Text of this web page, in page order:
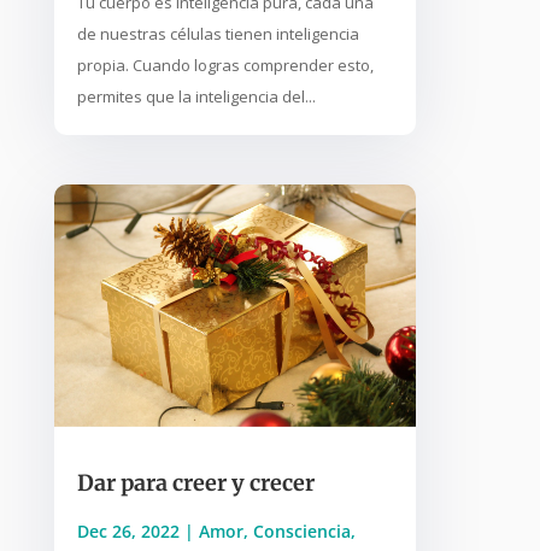
de nuestras células tienen inteligencia
propia. Cuando logras comprender esto,
permites que la inteligencia del...
Dar para creer y crecer
Dec 26, 2022| Amor, Consciencia,